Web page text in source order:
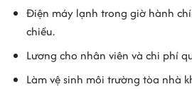
Điện máy lạnh trong giờ hành
chiều.
Lương cho nhân viên và chi phí
Làm vệ sinh môi trường tòa nhà